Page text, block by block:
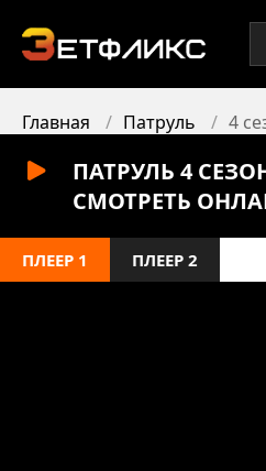
Главная Патруль 4
ПАТРУЛЬ 4
СМОТРЕТЬ
ПЛЕЕР 1 ПЛЕЕР 2